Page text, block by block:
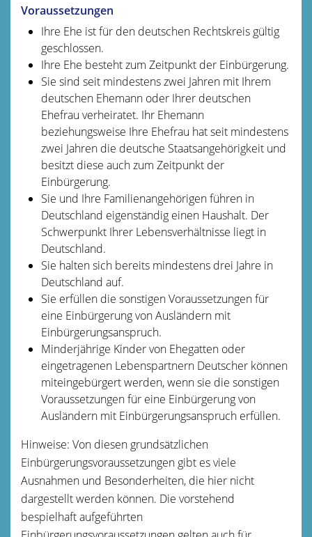
Voraussetzungen
Ihre Ehe ist für den deutschen Rechtskreis gültig
geschlossen.
Ihre Ehe besteht zum Zeitpunkt der Einbürgerung.
Sie sind seit mindestens zwei Jahren mit Ihrem
deutschen Ehemann oder Ihrer deutschen
Ehefrau verheiratet. Ihr Ehemann
beziehungsweise Ihre Ehefrau hat seit mindestens
zwei Jahren die deutsche Staatsangehörigkeit und
besitzt diese auch zum Zeitpunkt der
Einbürgerung.
Sie und Ihre Familienangehörigen führen in
Deutschland eigenständig einen Haushalt. Der
Schwerpunkt Ihrer Lebensverhältnisse liegt in
Deutschland.
Sie halten sich bereits mindestens drei Jahre in
Deutschland auf.
Sie erfüllen die sonstigen Voraussetzungen für
eine Einbürgerung von Ausländern mit
Einbürgerungsanspruch.
Minderjährige Kinder von Ehegatten oder
eingetragenen Lebenspartnern Deutscher können
miteingebürgert werden, wenn sie die sonstigen
Voraussetzungen für eine Einbürgerung von
Ausländern mit Einbürgerungsanspruch erfüllen.
Hinweise: Von diesen grundsätzlichen
Einbürgerungsvoraussetzungen gibt es viele
Ausnahmen und Besonderheiten, die hier nicht
dargestellt werden können. Die vorstehend
bespielhaft aufgeführten